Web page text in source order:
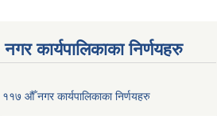
नगर कार्यपालिकाका निर्णयहरु
११७ औँ नगर कार्यपालिकाका निर्णयहरु